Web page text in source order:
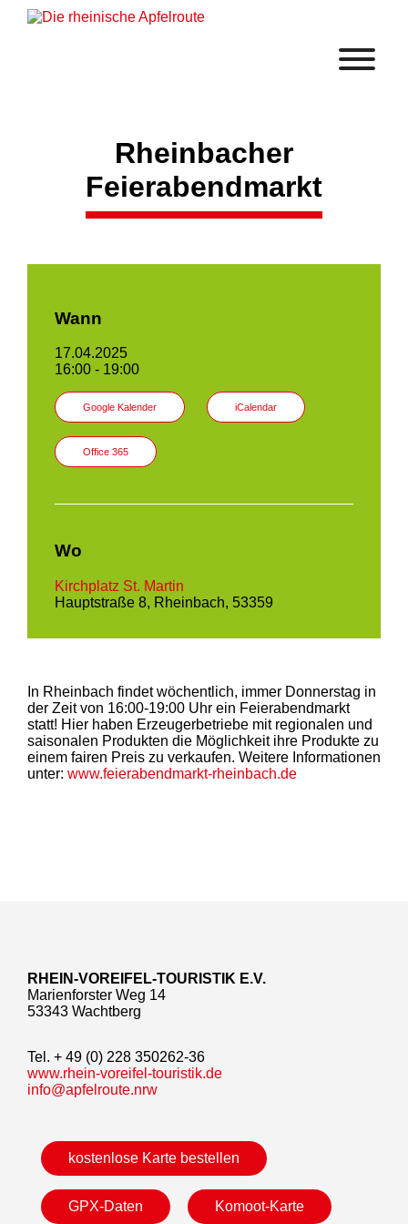
Rheinbacher
Feierabendmarkt
Wann
17.04.2025
16:00 - 19:00
Google Kalender iCalendar
Office 365
Wo
Kirchplatz St. Martin
Hauptstraße 8, Rheinbach, 53359
In Rheinbach findet wöchentlich, immer Donnerstag in
der Zeit von 16:00-19:00 Uhr ein Feierabendmarkt
statt! Hier haben Erzeugerbetriebe mit regionalen und
saisonalen Produkten die Möglichkeit ihre Produkte zu
einem fairen Preis zu verkaufen. Weitere Informationen
unter: www.feierabendmarkt-rheinbach.de
RHEIN-VOREIFEL-TOURISTIK E.V.
Marienforster Weg 14
53343 Wachtberg
Tel. + 49 (0) 228 350262-36
www.rhein-voreifel-touristik.de
info@apfelroute.nrw
kostenlose Karte bestellen
GPX-Daten Komoot-Karte